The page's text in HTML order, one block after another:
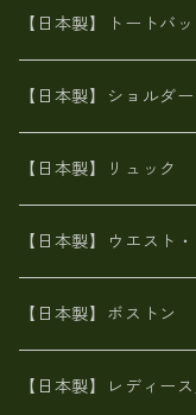
エナメル（パテント）
牛革製品トート・シ
牛革製品リュック
【日本製】トートバ
火山灰染めバッグ
8号帆布
豊岡製
ヌメ革バッグ
Ａ3サイズ
オイルレザー
エナメル
がま口
リネン
【日本製】ショルダ
漂流ロープバッグ
6号蝋引き帆布
火山灰染めバッグ
8号帆布
財布ポシェット
牛革
オイルレザー
【日本製】リュック
帆布
豊岡
豊岡製
牛革
日本製
【日本製】ウエスト
帆布
【日本製】ボストン
【日本製】レディー